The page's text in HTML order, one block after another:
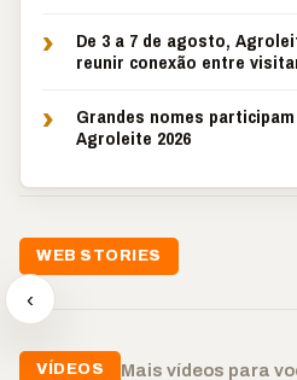
›
De 3 a 7 de agosto,
reunir conexão entre
›
Grandes nomes
Agroleite 2026
WEB STORIES
‹
📢 Noite de Louvor
chega com bênçãos e
oração
VÍDEOS Mais vídeos para